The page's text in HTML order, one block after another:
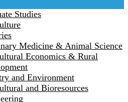
Studies
Medicine & Animal Science
Economics & Rural
and Environment
and Bioresources